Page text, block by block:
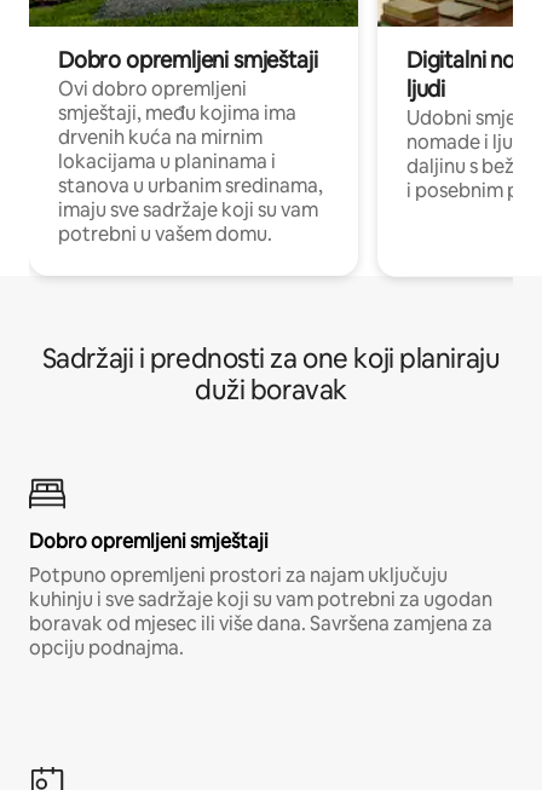
Dobro opremljeni smještaji
Ovi dobro opremljeni
smještaji, među kojima ima
drvenih kuća na mirnim
lokacijama u planinama i
stanova u urbanim sredinama,
imaju sve sadržaje koji su vam
potrebni u vašem domu.
Digitalni
ljudi
Udobni
nomade i ljude
daljinu s
i posebnim
Sadržaji i prednosti za one koji planiraju
duži boravak
Dobro opremljeni smještaji
Potpuno opremljeni prostori za najam uključuju
kuhinju i sve sadržaje koji su vam potrebni za ugodan
boravak od mjesec ili više dana. Savršena zamjena za
opciju podnajma.